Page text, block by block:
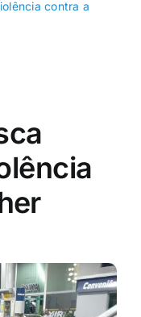
contra a